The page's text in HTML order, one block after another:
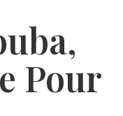
Pour